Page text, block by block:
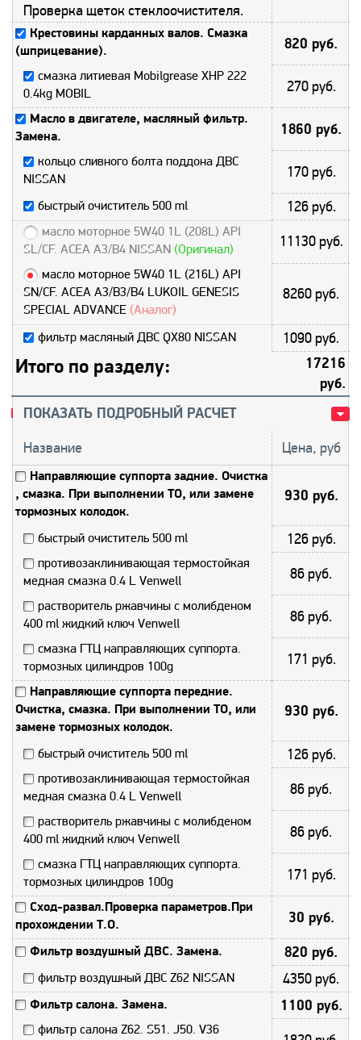
Проверка щеток стеклоочистителя.
Крестовины карданных валов. Смазка
(шприцевание).
820 руб.
смазка литиевая Mobilgrease XHP 222
0.4kg MOBIL
270 руб.
Масло в двигателе, масляный фильтр.
Замена.
1860 руб.
кольцо сливного болта поддона ДВС
NISSAN
170 руб.
быстрый очиститель 500 ml 126 руб.
масло моторное 5W40 1L (208L) API
SL/CF. ACEA A3/B4 NISSAN (Оригинал) 11130 руб.
масло моторное 5W40 1L (216L) API
SN/CF. ACEA A3/B3/B4 LUKOIL GENESIS
SPECIAL ADVANCE (Аналог)
8260 руб.
фильтр масляный ДВС QX80 NISSAN 1090 руб.
Итого по разделу:
17216
руб.
ПОКАЗАТЬ ПОДРОБНЫЙ РАСЧЕТ
Название Цена, руб
Направляющие суппорта задние. Очистка
, смазка. При выполнении ТО, или замене
тормозных колодок.
930 руб.
быстрый очиститель 500 ml 126 руб.
противозаклинивающая термостойкая
медная смазка 0.4 L Venwell
86 руб.
растворитель ржавчины с молибденом
400 ml жидкий ключ Venwell
86 руб.
смазка ГТЦ направляющих суппорта.
тормозных цилиндров 100g
171 руб.
Направляющие суппорта передние.
Очистка, смазка. При выполнении ТО, или
замене тормозных колодок.
930 руб.
быстрый очиститель 500 ml 126 руб.
противозаклинивающая термостойкая
медная смазка 0.4 L Venwell
86 руб.
растворитель ржавчины с молибденом
400 ml жидкий ключ Venwell
86 руб.
смазка ГТЦ направляющих суппорта.
тормозных цилиндров 100g
171 руб.
Сход-развал.Проверка параметров.При
прохождении Т.О.
30 руб.
Фильтр воздушный ДВС. Замена. 820 руб.
фильтр воздушный ДВС Z62 NISSAN 4350 руб.
Фильтр салона. Замена. 1100 руб.
фильтр салона Z62. S51. J50. V36